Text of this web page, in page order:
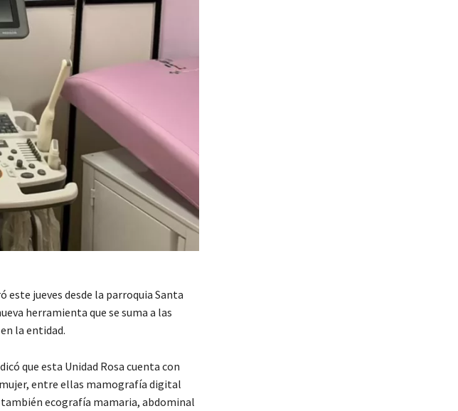
este jueves desde la parroquia Santa
herramienta que se suma a las
la entidad.
que esta Unidad Rosa cuenta con
entre ellas mamografía digital
ecografía mamaria, abdominal